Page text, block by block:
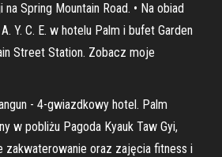
Spring Mountain Road. • Na obiad
Y. C. E. w hotelu Palm i bufet Garden
Street Station. Zobacz moje
- 4-gwiazdkowy hotel. Palm
w pobliżu Pagoda Kyauk Taw Gyi,
zakwaterowanie oraz zajęcia fitness i